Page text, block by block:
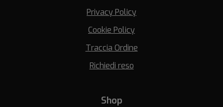
Privacy Policy
Cookie Policy
Traccia Ordine
Richiedi reso
Shop